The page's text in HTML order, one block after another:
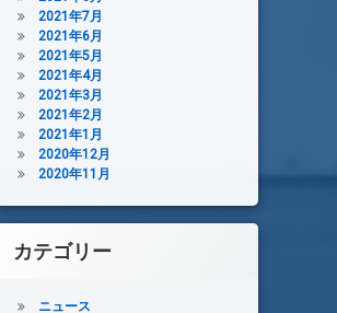
2021年7月
2021年6月
2021年5月
2021年4月
2021年3月
2021年2月
2021年1月
2020年12月
2020年11月
カテゴリー
ニュース